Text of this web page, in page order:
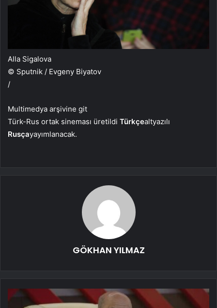
Alla Sigalova
© Sputnik / Evgeny Biyatov
/
Multimedya arşivine git
Türk-Rus ortak sineması üretildi Türkçealtyazılı
Rusçayayımlanacak.
GÖKHAN YILMAZ